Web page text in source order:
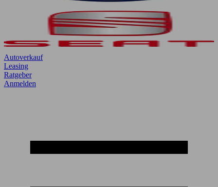
Autoverkauf
Leasing
Ratgeber
Anmelden